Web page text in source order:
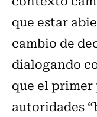
que estar
cambio de
dialogando
que el primer
autoridades